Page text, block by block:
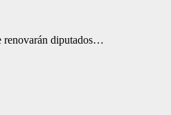
renovarán diputados…